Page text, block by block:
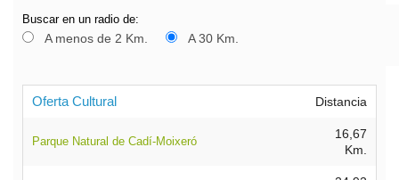
Buscar en un radio de:
A menos de 2 Km. A 30 Km.
Oferta Cultural Distancia
Parque Natural de Cadí-Moixeró
16,67
Km.